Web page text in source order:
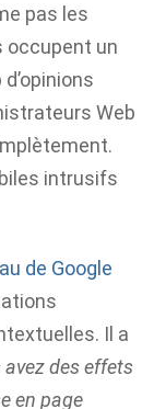
pas les
occupent un
Web
intrusifs
de Google
Il a
avez des effets
en page